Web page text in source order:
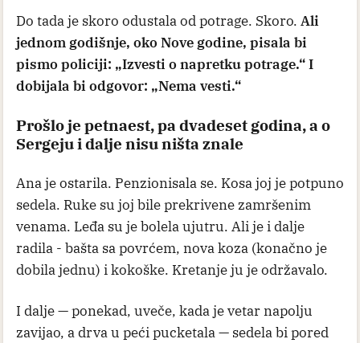
Do tada je skoro odustala od potrage. Skoro. Ali
jednom godišnje, oko Nove godine, pisala bi
pismo policiji: „Izvesti o napretku potrage.“ I
dobijala bi odgovor: „Nema vesti.“
Prošlo je petnaest, pa dvadeset godina, a o
Sergeju i dalje nisu ništa znale
Ana je ostarila. Penzionisala se. Kosa joj je potpuno
sedela. Ruke su joj bile prekrivene zamršenim
venama. Leđa su je bolela ujutru. Ali je i dalje
radila - bašta sa povrćem, nova koza (konačno je
dobila jednu) i kokoške. Kretanje ju je održavalo.
I dalje — ponekad, uveče, kada je vetar napolju
zavijao, a drva u peći pucketala — sedela bi pored